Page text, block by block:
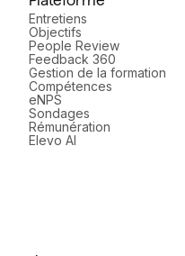
Entretiens
Objectifs
People Review
Feedback 360
Gestion de la formation
Compétences
eNPS
Sondages
Rémunération
Elevo AI